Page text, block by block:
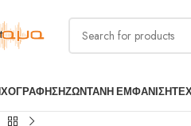
ΖΩΝΤΑΝΗ ΕΜΦΑΝΙΣΗ